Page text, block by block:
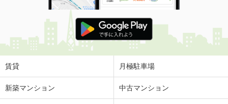
賃貸 月極駐車場
新築マンション 中古マンション